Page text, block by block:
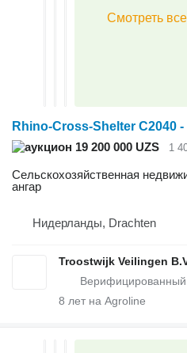
Rhino-Cross-Shelter C2040 -
19 200 000 UZS
1
Сельскохозяйственная
ангар
Нидерланды, Drachten
Troostwijk Veilingen
8 лет на Agroline